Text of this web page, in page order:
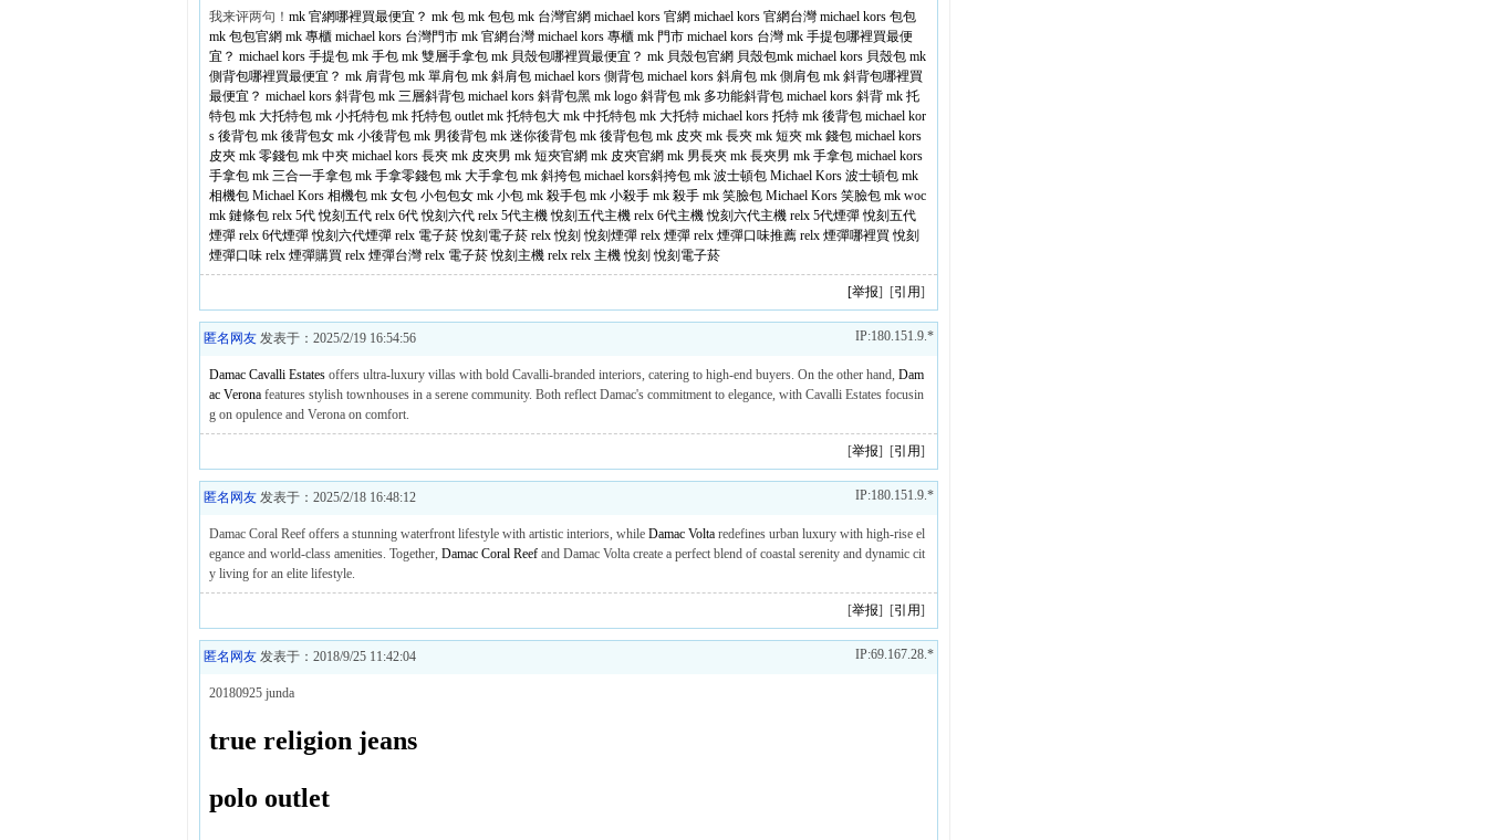
我来评两句！ mk 官網哪裡買最便宜？ mk 包 mk 包包 mk 台灣官網 michael kors 官網 michael kors 官網台灣 michael kors 包包
mk 包包官網 mk 專櫃 michael kors 台灣門市 mk 官網台灣 michael kors 專櫃 mk 門市 michael kors 台灣 mk 手提包哪裡買最便
宜？ michael kors 手提包 mk 手包 mk 雙層手拿包 mk 貝殼包哪裡買最便宜？ mk 貝殼包官網 貝殼包mk michael kors 貝殼包 mk
側背包哪裡買最便宜？ mk 肩背包 mk 單肩包 mk 斜肩包 michael kors 側背包 michael kors 斜肩包 mk 側肩包 mk 斜背包哪裡買
最便宜？ michael kors 斜背包 mk 三層斜背包 michael kors 斜背包黑 mk logo 斜背包 mk 多功能斜背包 michael kors 斜背 mk 托
特包 mk 大托特包 mk 小托特包 mk 托特包 outlet mk 托特包大 mk 中托特包 mk 大托特 michael kors 托特 mk 後背包 michael kor
s 後背包 mk 後背包女 mk 小後背包 mk 男後背包 mk 迷你後背包 mk 後背包包 mk 皮夾 mk 長夾 mk 短夾 mk 錢包 michael kors
皮夾 mk 零錢包 mk 中夾 michael kors 長夾 mk 皮夾男 mk 短夾官網 mk 皮夾官網 mk 男長夾 mk 長夾男 mk 手拿包 michael kors
手拿包 mk 三合一手拿包 mk 手拿零錢包 mk 大手拿包 mk 斜挎包 michael kors斜挎包 mk 波士頓包 Michael Kors 波士頓包 mk
相機包 Michael Kors 相機包 mk 女包 小包包女 mk 小包 mk 殺手包 mk 小殺手 mk 殺手 mk 笑臉包 Michael Kors 笑臉包 mk woc
mk 鏈條包 relx 5代 悅刻五代 relx 6代 悅刻六代 relx 5代主機 悅刻五代主機 relx 6代主機 悅刻六代主機 relx 5代煙彈 悅刻五代
煙彈 relx 6代煙彈 悅刻六代煙彈 relx 電子菸 悅刻電子菸 relx 悅刻 悅刻煙彈 relx 煙彈 relx 煙彈口味推薦 relx 煙彈哪裡買 悅刻
煙彈口味 relx 煙彈購買 relx 煙彈台灣 relx 電子菸悅刻主機 relx relx 主機悅刻悅刻電子菸
[举报] [引用]
匿名网友 发表于：2025/2/19 16:54:56 IP:180.151.9.*
Damac Cavalli Estates offers ultra-luxury villas with bold Cavalli-branded interiors, catering to high-end buyers. On the other hand, Dam
ac Verona features stylish townhouses in a serene community. Both reflect Damac's commitment to elegance, with Cavalli Estates focusin
g on opulence and Verona on comfort.
[举报] [引用]
匿名网友 发表于：2025/2/18 16:48:12 IP:180.151.9.*
Damac Coral Reef offers a stunning waterfront lifestyle with artistic interiors, while Damac Volta redefines urban luxury with high-rise el
egance and world-class amenities. Together, Damac Coral Reef and Damac Volta create a perfect blend of coastal serenity and dynamic cit
y living for an elite lifestyle.
[举报] [引用]
匿名网友 发表于：2018/9/25 11:42:04 IP:69.167.28.*
20180925 junda
true religion jeans
polo outlet